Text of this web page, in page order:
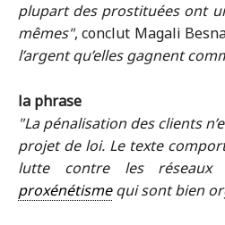
plupart des prostituées ont
mêmes , conclut Magali
l’argent qu’elles gagnent
la phrase
La pénalisation des clients
projet de loi. Le texte
lutte contre les
proxénétismequi sont bien